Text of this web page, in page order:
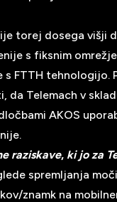
torej dosega višji
s fiksnim
s FTTH tehnologijo.
da Telemach v
AKOS
raziskave, ki jo za
spremljanja
znamk na